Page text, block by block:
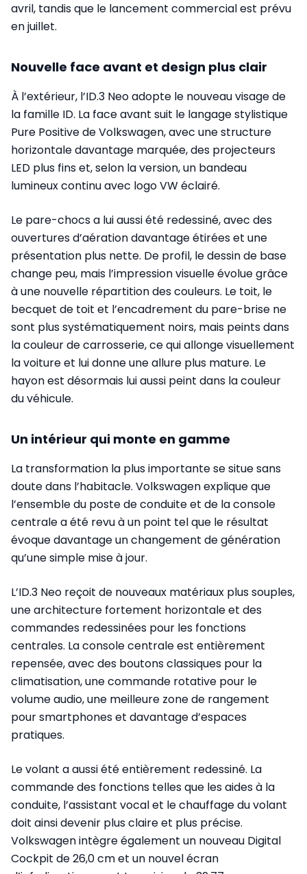
avril, tandis que le lancement commercial est prévu
en juillet.
Nouvelle face avant et design plus clair
À l’extérieur, l’ID.3 Neo adopte le nouveau visage de
la famille ID. La face avant suit le langage stylistique
Pure Positive de Volkswagen, avec une structure
horizontale davantage marquée, des projecteurs
LED plus fins et, selon la version, un bandeau
lumineux continu avec logo VW éclairé.
Le pare-chocs a lui aussi été redessiné, avec des
ouvertures d’aération davantage étirées et une
présentation plus nette. De profil, le dessin de base
change peu, mais l’impression visuelle évolue grâce
à une nouvelle répartition des couleurs. Le toit, le
becquet de toit et l’encadrement du pare-brise ne
sont plus systématiquement noirs, mais peints dans
la couleur de carrosserie, ce qui allonge visuellement
la voiture et lui donne une allure plus mature. Le
hayon est désormais lui aussi peint dans la couleur
du véhicule.
Un intérieur qui monte en gamme
La transformation la plus importante se situe sans
doute dans l’habitacle. Volkswagen explique que
l’ensemble du poste de conduite et de la console
centrale a été revu à un point tel que le résultat
évoque davantage un changement de génération
qu’une simple mise à jour.
L’ID.3 Neo reçoit de nouveaux matériaux plus souples,
une architecture fortement horizontale et des
commandes redessinées pour les fonctions
centrales. La console centrale est entièrement
repensée, avec des boutons classiques pour la
climatisation, une commande rotative pour le
volume audio, une meilleure zone de rangement
pour smartphones et davantage d’espaces
pratiques.
Le volant a aussi été entièrement redessiné. La
commande des fonctions telles que les aides à la
conduite, l’assistant vocal et le chauffage du volant
doit ainsi devenir plus claire et plus précise.
Volkswagen intègre également un nouveau Digital
Cockpit de 26,0 cm et un nouvel écran